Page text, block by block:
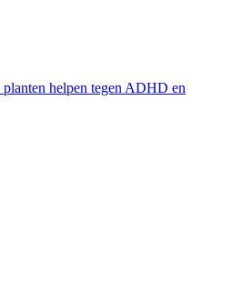
planten helpen tegen ADHD en